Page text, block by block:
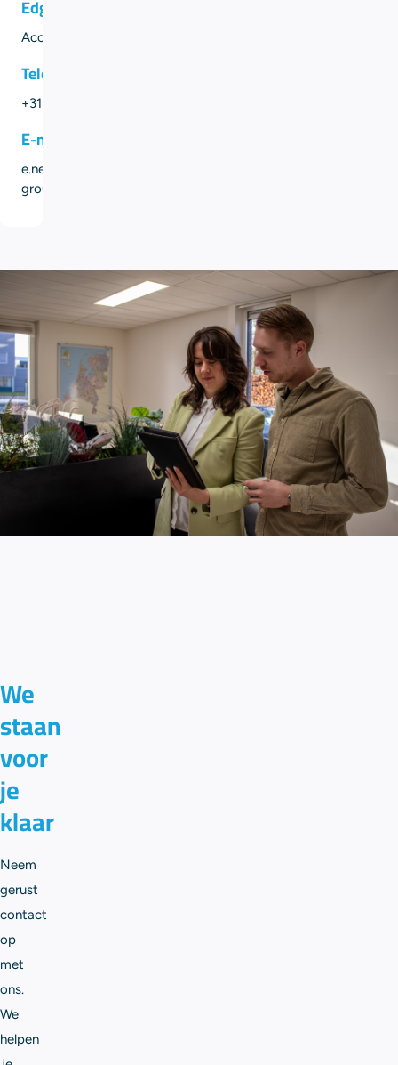
Edgar Neef
Accountmanager
Telefoonnummer
+31 6 22 34 95 11
E-mailadres
e.neef@eming-
group.com
We
staan
voor
je
klaar
Neem
gerust
contact
op
met
ons.
We
helpen